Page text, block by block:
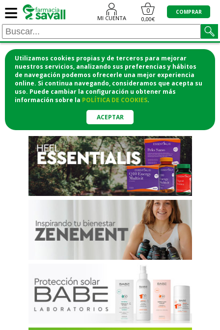
Utilizamos cookies propias y de terceros para mejorar
nuestros servicios, analizando sus preferencias y hábitos
de navegación podemos ofrecerle una mejor experiencia
online. Si continua navegando, consideramos que acepta su
uso. Puede cambiar la configuración u obtener más
información sobre la POLÍTICA DE COOKIES.
ACEPTAR
≡ MI CUENTA
0
0,00€
COMPRAR
¡COMPRA CÓMODAMENTE
DESDE CASA Y RECOGE EN LA
FARMACIA!o si lo prefieres te lo mandamos
a casa